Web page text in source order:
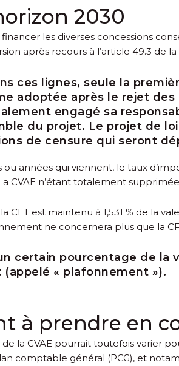
2030
les diverses concessions
après recours à l’article 49.3 de
ces lignes, seule la
adoptée après le rejet
engagé sa
du projet. Le projet de
de censure qui seront
années qui viennent, le taux
CVAE n’étant totalement
est maintenu à 1,531 % de la
ne concernera plus que la
certain pourcentage de
« plafonnement »).
à prendre en
la CVAE pourrait toutefois varier
comptable général (PCG), et